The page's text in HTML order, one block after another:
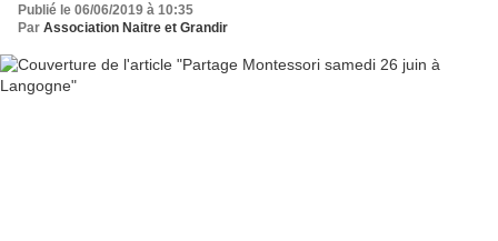
Publié le 06/06/2019 à 10:35
Par Association Naitre et Grandir